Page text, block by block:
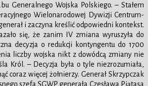
Generalnego Wojska Polskiego. – Stałem
Wielonarodowej Dywizji Centrum-
i zaczyna kreślić odpowiedni kontekst.
się, że zanim IV zmiana wyruszyła do
decyzja o redukcji kontyngentu do 1700
liczby wojska nikt z dowódcą zmiany nie
Król. – Decyzja była o tyle niezrozumiała,
coraz więcej żołnierzy. Generał Skrzypczak
szefa SGWP generała Czesława Piątasa